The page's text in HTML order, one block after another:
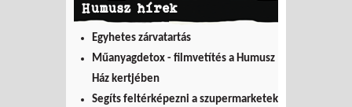
Humusz hírek
Egyhetes zárvatartás
Műanyagdetox - filmvetítés a Humusz
Ház kertjében
Segíts feltérképezni a szupermarketek